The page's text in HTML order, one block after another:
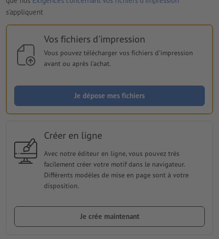
s'appliquent
Vos fichiers d'impression
Vous pouvez télécharger vos fichiers d'impression
avant ou après l'achat.
Je dépose mes fichiers
Créer en ligne
Avec notre éditeur en ligne, vous pouvez très
facilement créer votre motif dans le navigateur.
Différents modèles de mise en page sont à votre
disposition.
Je crée maintenant